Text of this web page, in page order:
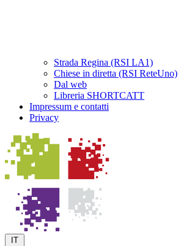
Strada Regina (RSI LA1)
Chiese in diretta (RSI ReteUno)
Dal web
Libreria SHORTCATT
Impressum e contatti
Privacy
IT